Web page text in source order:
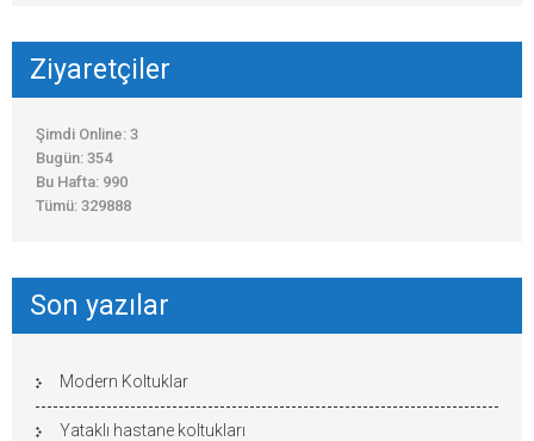
Ziyaretçiler
Şimdi Online: 3
Bugün: 354
Bu Hafta: 990
Tümü: 329888
Son yazılar
Modern Koltuklar
Yataklı hastane koltukları